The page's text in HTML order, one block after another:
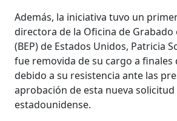
Además, la iniciativa tuvo un
directora de la Oficina de Grabado
(BEP) de Estados Unidos, Patricia
fue removida de su cargo a finales
debido a su resistencia ante las
aprobación de esta nueva
estadounidense.